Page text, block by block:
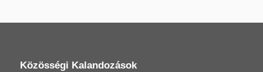
Közösségi Kalandozások